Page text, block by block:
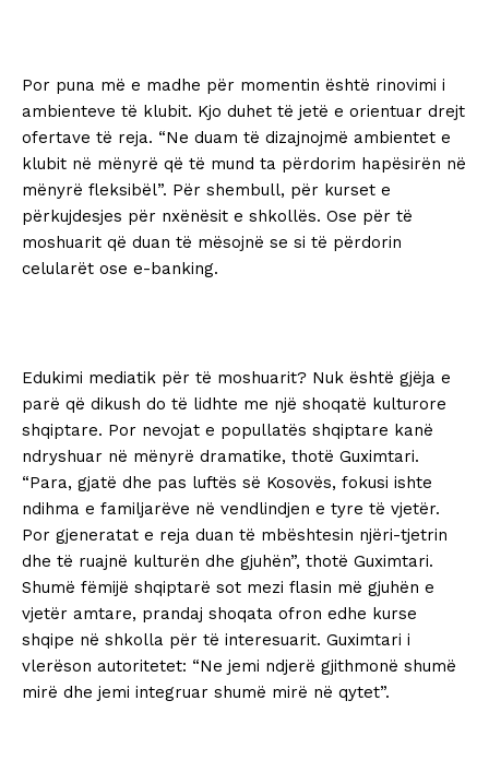
Por puna më e madhe për momentin është rinovimi i
ambienteve të klubit. Kjo duhet të jetë e orientuar drejt
ofertave të reja. “Ne duam të dizajnojmë ambientet e
klubit në mënyrë që të mund ta përdorim hapësirën në
mënyrë fleksibël”. Për shembull, për kurset e
përkujdesjes për nxënësit e shkollës. Ose për të
moshuarit që duan të mësojnë se si të përdorin
celularët ose e-banking.
Edukimi mediatik për të moshuarit? Nuk është gjëja e
parë që dikush do të lidhte me një shoqatë kulturore
shqiptare. Por nevojat e popullatës shqiptare kanë
ndryshuar në mënyrë dramatike, thotë Guximtari.
“Para, gjatë dhe pas luftës së Kosovës, fokusi ishte
ndihma e familjarëve në vendlindjen e tyre të vjetër.
Por gjeneratat e reja duan të mbështesin njëri-tjetrin
dhe të ruajnë kulturën dhe gjuhën”, thotë Guximtari.
Shumë fëmijë shqiptarë sot mezi flasin më gjuhën e
vjetër amtare, prandaj shoqata ofron edhe kurse
shqipe në shkolla për të interesuarit. Guximtari i
vlerëson autoritetet: “Ne jemi ndjerë gjithmonë shumë
mirë dhe jemi integruar shumë mirë në qytet”.